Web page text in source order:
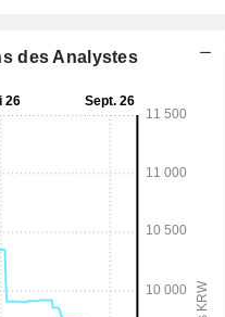
des Analystes